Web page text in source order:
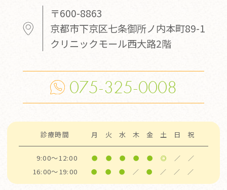
〒600-8863
京都市下京区七条御所ノ内本町89-1
クリニックモール西大路2階
075-325-0008
診療時間 月 火 水 木 金 土 日 祝
9:00～12:00 ● ● ● ● ● ◎ ／ ／
16:00～19:00 ● ● ● ／ ● ／ ／ ／